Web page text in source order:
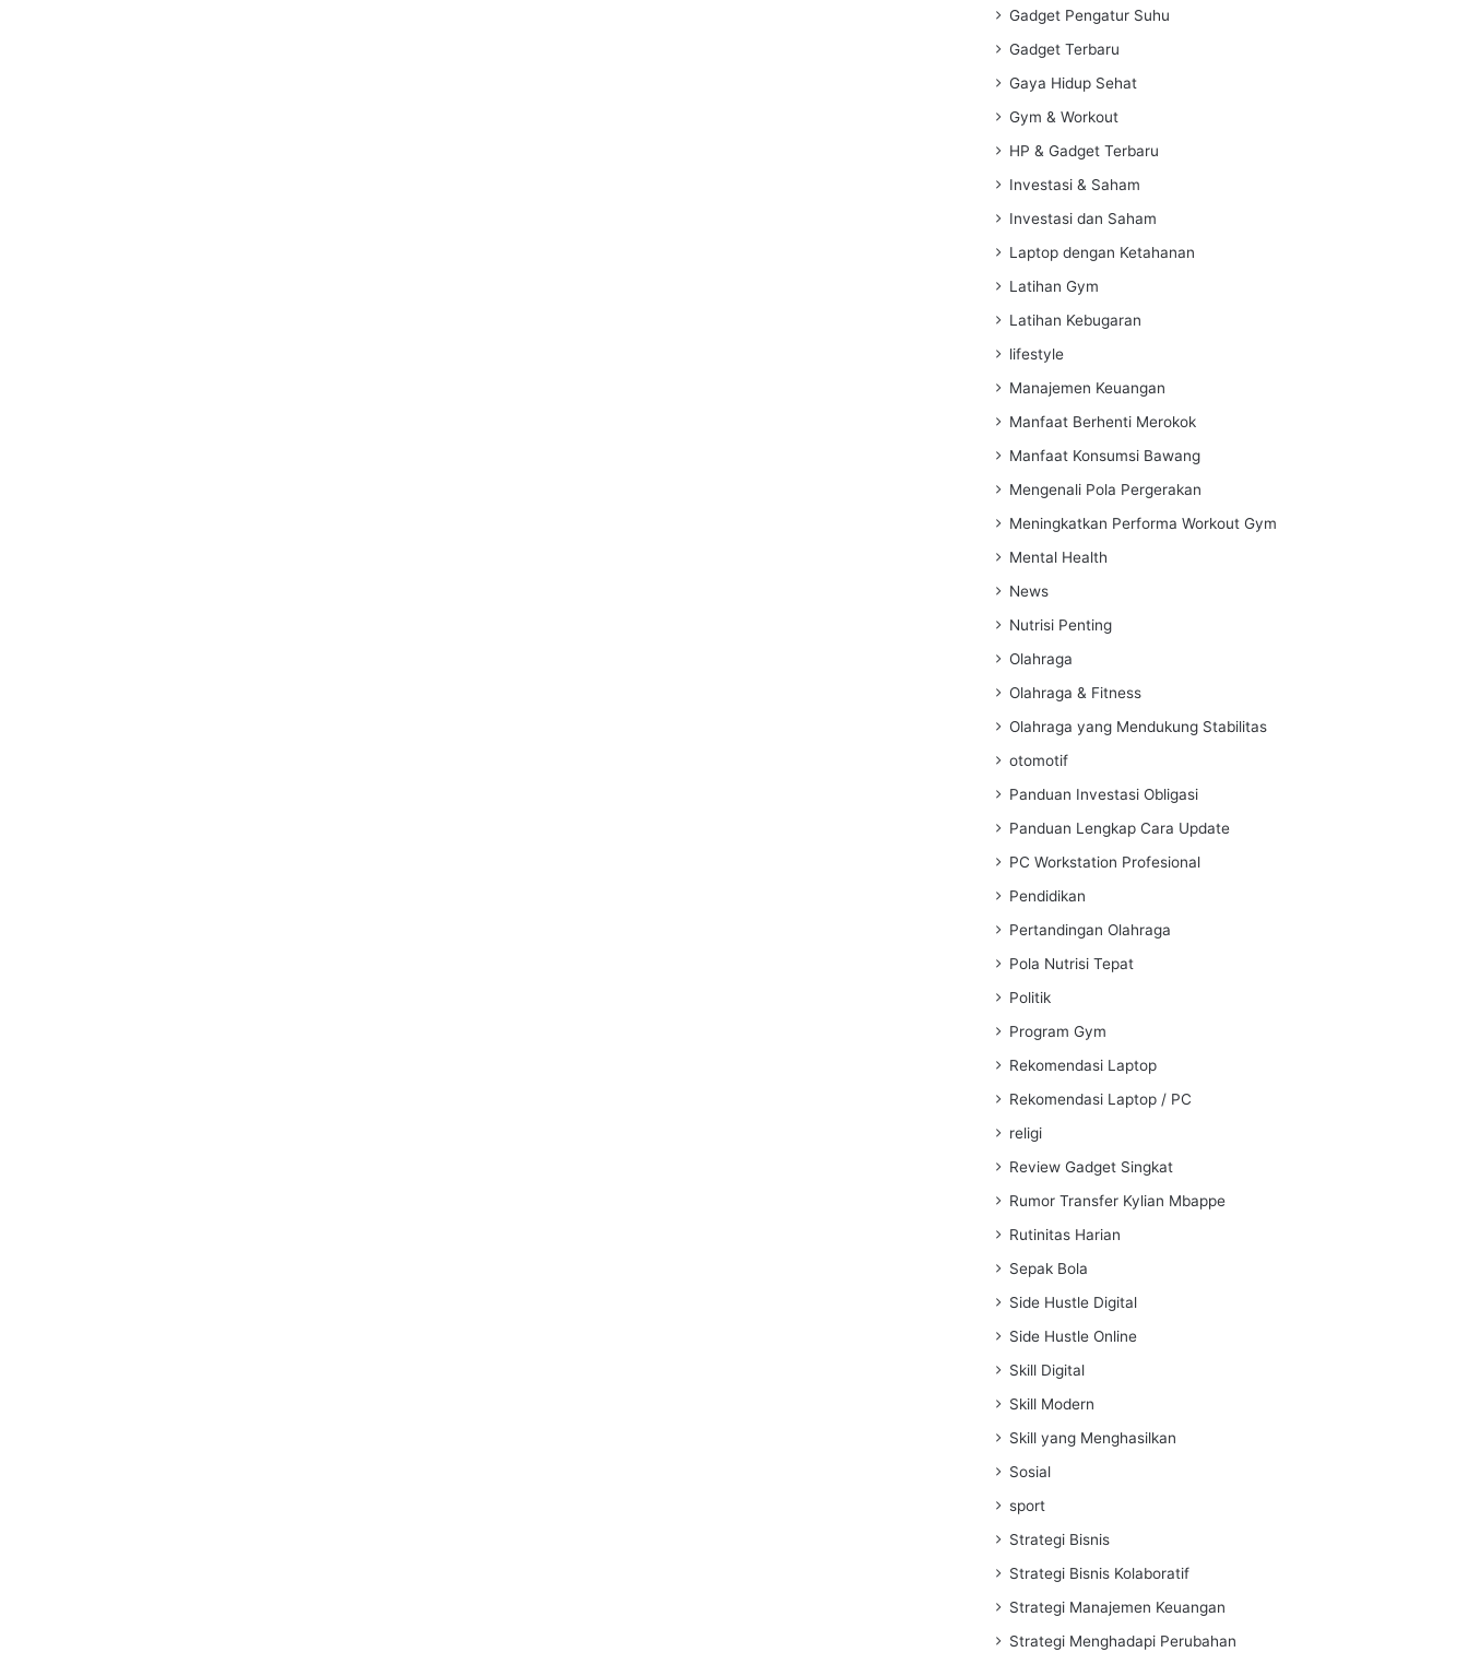
Gadget Pengatur Suhu
Gadget Terbaru
Gaya Hidup Sehat
Gym & Workout
HP & Gadget Terbaru
Investasi & Saham
Investasi dan Saham
Laptop dengan Ketahanan
Latihan Gym
Latihan Kebugaran
lifestyle
Manajemen Keuangan
Manfaat Berhenti Merokok
Manfaat Konsumsi Bawang
Mengenali Pola Pergerakan
Meningkatkan Performa Workout Gym
Mental Health
News
Nutrisi Penting
Olahraga
Olahraga & Fitness
Olahraga yang Mendukung Stabilitas
otomotif
Panduan Investasi Obligasi
Panduan Lengkap Cara Update
PC Workstation Profesional
Pendidikan
Pertandingan Olahraga
Pola Nutrisi Tepat
Politik
Program Gym
Rekomendasi Laptop
Rekomendasi Laptop / PC
religi
Review Gadget Singkat
Rumor Transfer Kylian Mbappe
Rutinitas Harian
Sepak Bola
Side Hustle Digital
Side Hustle Online
Skill Digital
Skill Modern
Skill yang Menghasilkan
Sosial
sport
Strategi Bisnis
Strategi Bisnis Kolaboratif
Strategi Manajemen Keuangan
Strategi Menghadapi Perubahan